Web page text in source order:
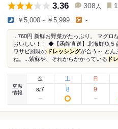
3.36 308 人
￥5,000～￥5,999 -
...760円 新鮮お野菜がたっぷり。 マグロ
おいしい！！ ◆【函館直送】北海鮮魚５
ワサビ風味の ドレッシングが合う～ とん
ね。...紫蘇や、それからかかっている ド
空席
情報
金
8/7
土
8
日
9